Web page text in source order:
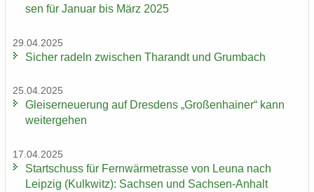
sen für Ja­nu­ar bis März 2025
29.04.2025
Si­cher ra­deln zwi­schen Tha­randt und Grum­bach
25.04.2025
Gleis­er­neue­rung auf Dres­dens „Gro­ßen­hai­ner“ kann
wei­ter­ge­hen
17.04.2025
Start­schuss für Fern­wär­me­tras­se von Leuna nach
Leip­zig (Kulk­witz): Sach­sen und Sachsen-​Anhalt